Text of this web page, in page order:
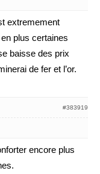
extremement
plus certaines
baisse des prix
de fer et l’or.
#383919
encore plus